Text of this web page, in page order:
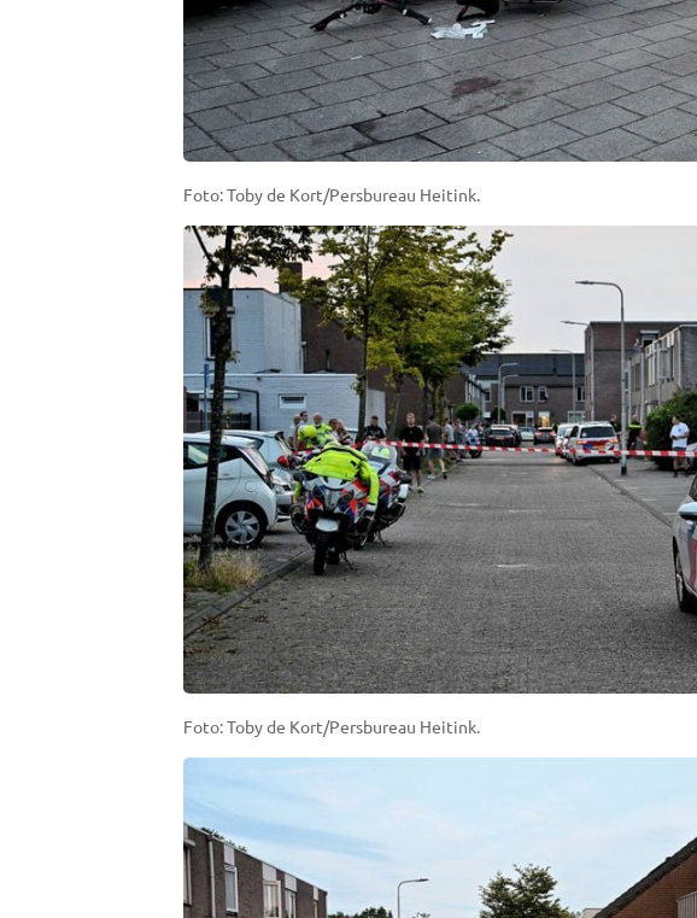
Foto: Toby de Kort/Persbureau Heitink.
Foto: Toby de Kort/Persbureau Heitink.